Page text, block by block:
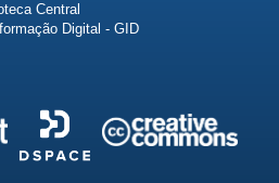
Central
Digital - GID